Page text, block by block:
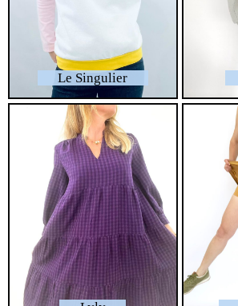
Le Singulier